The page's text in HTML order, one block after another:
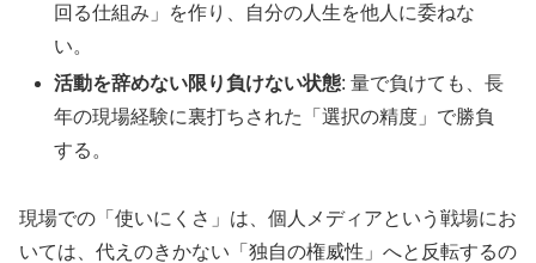
回る仕組み」を作り、自分の人生を他人に委ねな
い。
活動を辞めない限り負けない状態: 量で負けても、長
年の現場経験に裏打ちされた「選択の精度」で勝負
する。
現場での「使いにくさ」は、個人メディアという戦場にお
いては、代えのきかない「独自の権威性」へと反転するの